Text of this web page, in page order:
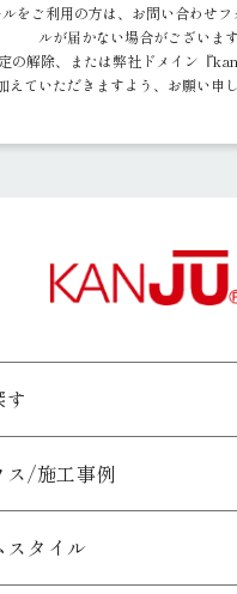
報の安全管理について
報の漏えい、紛失、破壊、改ざん
対策を講じて適切な安全管理をお
について
社員、派遣社員等）、その他関係
供することはありません。
報の業務委託先への提供について
の達成に必要な範囲内でお客様情
先については、適切にお客様情報
の共同利用について
の開示、訂正、削除、利用停止等
で、誠意をもって速やかに対応しま
をご利用の方は、お問い合わせフ
ルが届かない場合がございます
の解除、または弊社ドメイン『
えていただきますよう、お願い申
ス/施工事例
スタイル